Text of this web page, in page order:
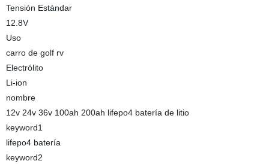
Tensión Estándar
12.8V
Uso
carro de golf rv
Electrólito
Li-ion
nombre
12v 24v 36v 100ah 200ah lifepo4 batería de litio
keyword1
lifepo4 batería
keyword2